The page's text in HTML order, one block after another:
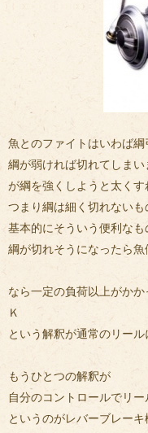
魚とのファイトはいわば
綱が弱ければ切れてしまい
が綱を強くしようと太くす
つまり綱は細く切れない
基本的にそういう便利な
綱が切れそうになったら魚
なら一定の負荷以上がか
Ｋ
という解釈が通常のリー
もうひとつの解釈が
自分のコントロールでリ
というのがレバーブレーキ